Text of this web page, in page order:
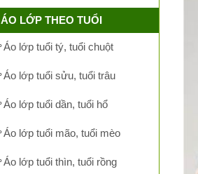
ÁO LỚP THEO TUỔI
Áo lớp tuổi tý, tuổi chuột
Áo lớp tuổi sửu, tuổi trâu
Áo lớp tuổi dần, tuổi hổ
Áo lớp tuổi mão, tuổi mèo
Áo lớp tuổi thìn, tuổi rồng